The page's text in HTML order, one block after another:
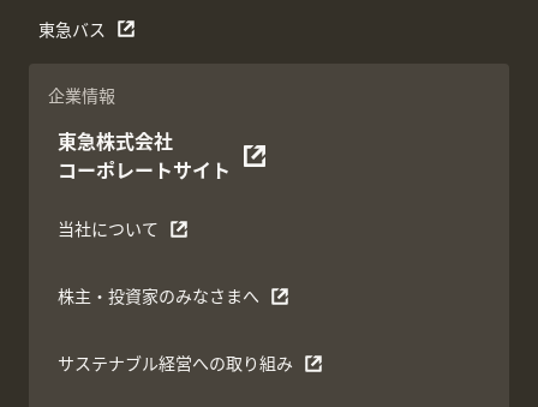
東急バス
企業情報
東急株式会社
コーポレートサイト
当社について
株主・投資家のみなさまへ
サステナブル経営への取り組み